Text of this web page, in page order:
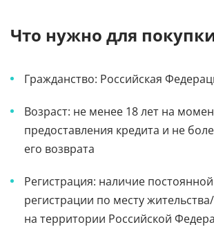
Что нужно для
Гражданство: Российская
Возраст: не менее 18 лет на
предоставления кредита и не
его возврата
Регистрация: наличие
регистрации по месту
на территории Российской